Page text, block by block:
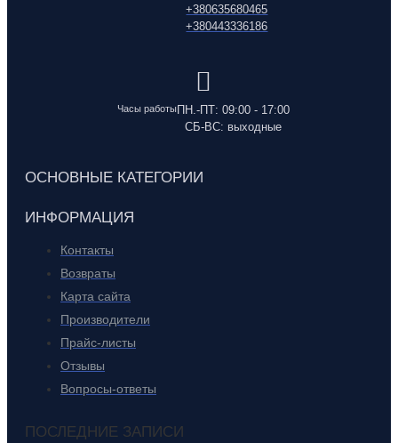
+380635680465
+380443336186
Часы работыПН.-ПТ: 09:00 - 17:00
СБ-ВС: выходные
ОСНОВНЫЕ КАТЕГОРИИ
ИНФОРМАЦИЯ
Контакты
Возвраты
Карта сайта
Производители
Прайс-листы
Отзывы
Вопросы-ответы
ПОСЛЕДНИЕ ЗАПИСИ